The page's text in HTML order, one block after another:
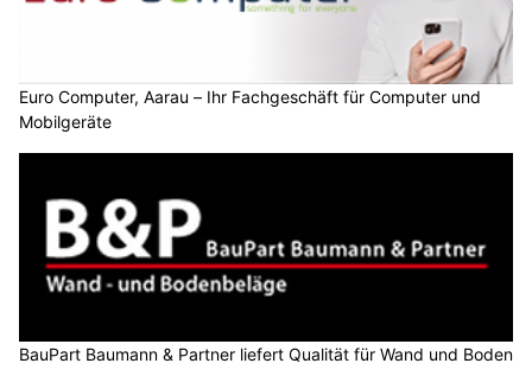
Euro Computer, Aarau – Ihr Fachgeschäft für Computer und
Mobilgeräte
BauPart Baumann & Partner liefert Qualität für Wand und Boden